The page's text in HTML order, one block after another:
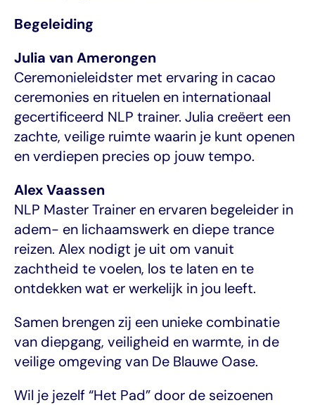
Begeleiding
Julia van Amerongen
Ceremonieleidster met ervaring in cacao
ceremonies en rituelen en internationaal
gecertificeerd NLP trainer. Julia creëert een
zachte, veilige ruimte waarin je kunt openen
en verdiepen precies op jouw tempo.
Alex Vaassen
NLP Master Trainer en ervaren begeleider in
adem- en lichaamswerk en diepe trance
reizen. Alex nodigt je uit om vanuit
zachtheid te voelen, los te laten en te
ontdekken wat er werkelijk in jou leeft.
Samen brengen zij een unieke combinatie
van diepgang, veiligheid en warmte, in de
veilige omgeving van De Blauwe Oase.
Wil je jezelf “Het Pad” door de seizoenen